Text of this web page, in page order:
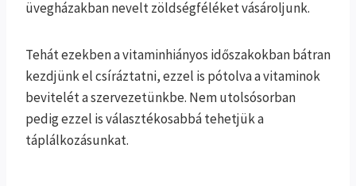
üvegházakban nevelt zöldségféléket vásároljunk.
Tehát ezekben a vitaminhiányos időszakokban bátran
kezdjünk el csíráztatni, ezzel is pótolva a vitaminok
bevitelét a szervezetünkbe. Nem utolsósorban
pedig ezzel is választékosabbá tehetjük a
táplálkozásunkat.